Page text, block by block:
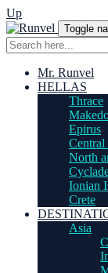
Up
Toggle
Mr. Runvel
HELLAS
Thrace
Epirus
Central
North
Ionian
Crete
Asia